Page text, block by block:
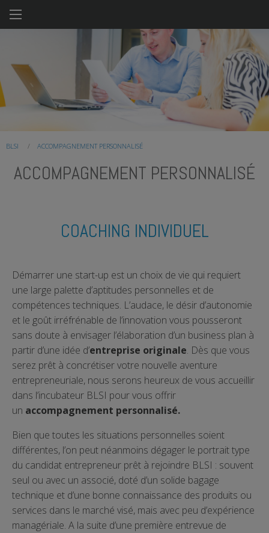
Aller
au
YOU
ARE
HERE
BLSI ACCOMPAGNEMENT PERSONNALISÉ
ACCOMPAGNEMENT PERSONNALISÉ
COACHING INDIVIDUEL
Démarrer une start-up est un choix de vie qui requiert
une large palette d’aptitudes personnelles et de
compétences techniques. L’audace, le désir d’autonomie
et le goût irréfrénable de l’innovation vous pousseront
sans doute à envisager l’élaboration d’un business plan à
partir d’une idée d’entreprise originale. Dès que vous
serez prêt à concrétiser votre nouvelle aventure
entrepreneuriale, nous serons heureux de vous accueillir
dans l’incubateur BLSI pour vous offrir
un accompagnement personnalisé.
Bien que toutes les situations personnelles soient
différentes, l’on peut néanmoins dégager le portrait type
du candidat entrepreneur prêt à rejoindre BLSI : souvent
seul ou avec un associé, doté d’un solide bagage
technique et d’une bonne connaissance des produits ou
services dans le marché visé, mais avec peu d’expérience
managériale. A la suite d’une première entrevue de